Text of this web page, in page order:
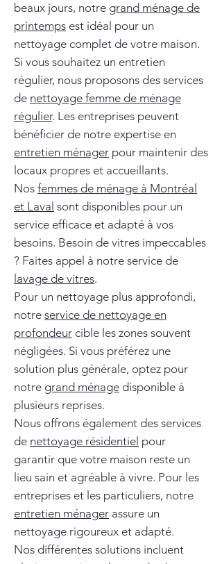
beaux jours, notre grand ménage de
printemps est idéal pour un
nettoyage complet de votre maison.
Si vous souhaitez un entretien
régulier, nous proposons des services
de nettoyage femme de ménage
régulier. Les entreprises peuvent
bénéficier de notre expertise en
entretien ménager pour maintenir des
locaux propres et accueillants.
Nos femmes de ménage à Montréal
et Laval sont disponibles pour un
service efficace et adapté à vos
besoins. Besoin de vitres impeccables
? Faites appel à notre service de
lavage de vitres.
Pour un nettoyage plus approfondi,
notre service de nettoyage en
profondeur cible les zones souvent
négligées. Si vous préférez une
solution plus générale, optez pour
notre grand ménage disponible à
plusieurs reprises.
Nous offrons également des services
de nettoyage résidentiel pour
garantir que votre maison reste un
lieu sain et agréable à vivre. Pour les
entreprises et les particuliers, notre
entretien ménager assure un
nettoyage rigoureux et adapté.
Nos différentes solutions incluent